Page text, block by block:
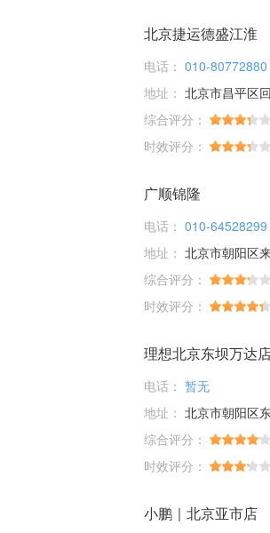
北京捷运德盛江淮
电话： 010-80772880
地址： 北京市昌平区
综合评分：
时效评分：
广顺锦隆
电话： 010-64528299
地址： 北京市朝阳区
综合评分：
时效评分：
理想北京东坝万达
电话： 暂无
地址： 北京市朝阳区
综合评分：
时效评分：
小鹏｜北京亚市店